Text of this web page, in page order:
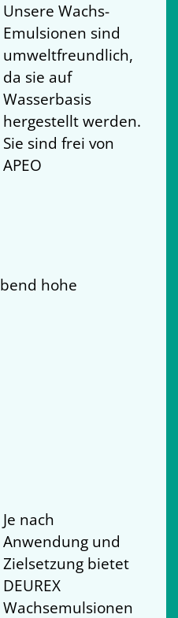
Unsere Wachs-
Emulsionen sind
umweltfreundlich,
da sie auf
Wasserbasis
hergestellt werden.
Sie sind frei von
APEO
hohe
Je nach
Anwendung und
Zielsetzung bietet
DEUREX
Wachsemulsionen